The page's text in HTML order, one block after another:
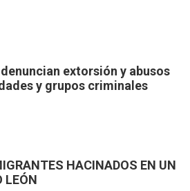
extorsión y abusos
y grupos criminales
HACINADOS EN UN
LEÓN